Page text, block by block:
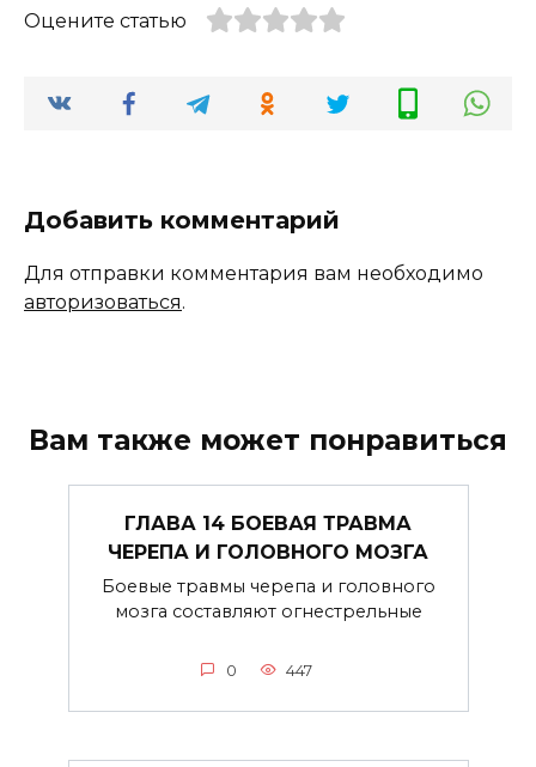
Оцените статью
Добавить комментарий
Для отправки комментария вам необходимо
авторизоваться.
Вам также может понравиться
ГЛАВА 14 БОЕВАЯ ТРАВМА
ЧЕРЕПА И ГОЛОВНОГО МОЗГА
Боевые травмы черепа и головного
мозга составляют огнестрельные
0 447